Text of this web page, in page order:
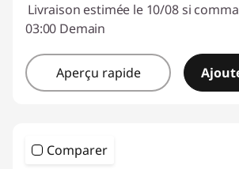
Livraison estimée le 10/08 si
03:00 Demain
Aperçu rapide
Comparer